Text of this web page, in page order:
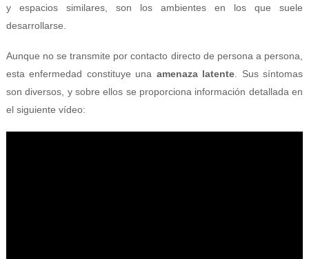
y espacios similares, son los ambientes en los que suele
desarrollarse.
Aunque no se transmite por contacto directo de persona a persona,
esta enfermedad constituye una amenaza latente . Sus síntomas
son diversos, y sobre ellos se proporciona información detallada en
el siguiente vídeo: